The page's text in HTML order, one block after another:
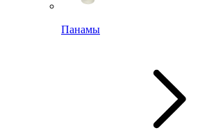
Панамы